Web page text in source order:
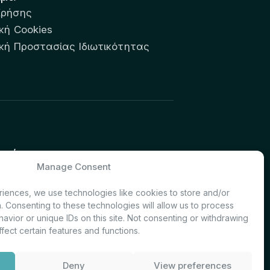
Manage Consent
we use technologies like cookies to store and/or
Consenting to these technologies will allow us to process
or unique IDs on this site. Not consenting or withdrawing
certain features and functions.
Deny View preferences
Cookies
Προστασίας Ιδιωτικότητας
Investor Relations – Τμήμα